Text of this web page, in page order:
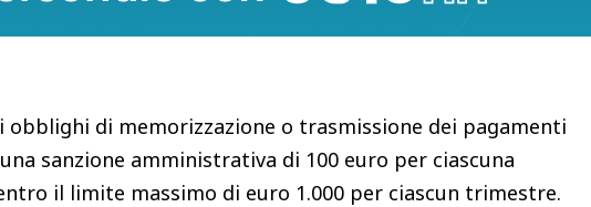
o non veritiere.
obblighi di memorizzazione o trasmissione dei pagamenti
sanzione amministrativa di 100 euro per ciascuna
il limite massimo di euro 1.000 per ciascun trimestre.